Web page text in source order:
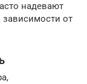
надевают
зависимости от